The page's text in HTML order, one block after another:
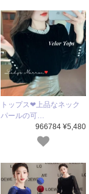
トップス❤上品なネック
パールの可…
966784 ¥5,480